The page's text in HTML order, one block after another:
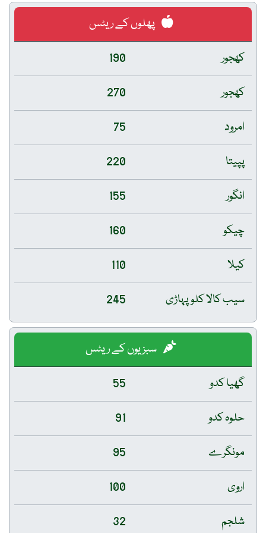
پھلوں کے ریٹس
کھجور
190
کھجور
270
امرود
75
پپیتا
220
انگور
155
چیکو
160
کیلا
110
سیب کالا کلو پہاڑی
245
سبزیوں کے ریٹس
گھیا کدو
55
حلوہ کدو
91
مونگرے
95
اروی
100
شلجم
32